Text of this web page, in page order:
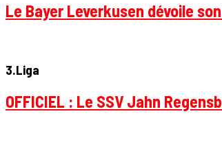
Le Bayer Leverkusen dévoile
3.Liga
OFFICIEL : Le SSV Jahn